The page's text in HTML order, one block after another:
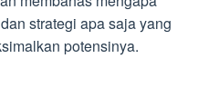
strategi apa saja yang
potensinya.